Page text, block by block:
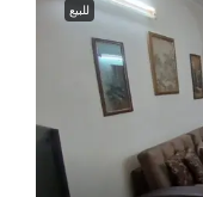
للبيع